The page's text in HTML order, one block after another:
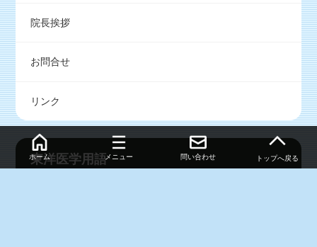
院長挨拶
お問合せ
リンク
東洋医学用語
ホーム メニュー 問い合わせ トップへ戻る